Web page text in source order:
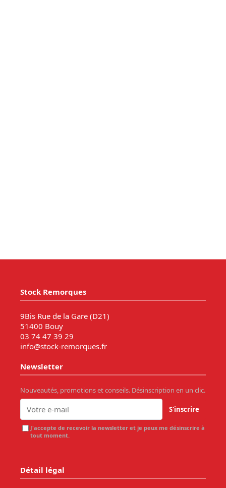
Stock Remorques
9Bis Rue de la Gare (D21)
51400 Bouy
03 74 47 39 29
info@stock-remorques.fr
Newsletter
Nouveautés, promotions et conseils. Désinscription en un clic.
S'inscrire
J'accepte de recevoir la newsletter et je peux me désinscrire à
tout moment.
Détail légal